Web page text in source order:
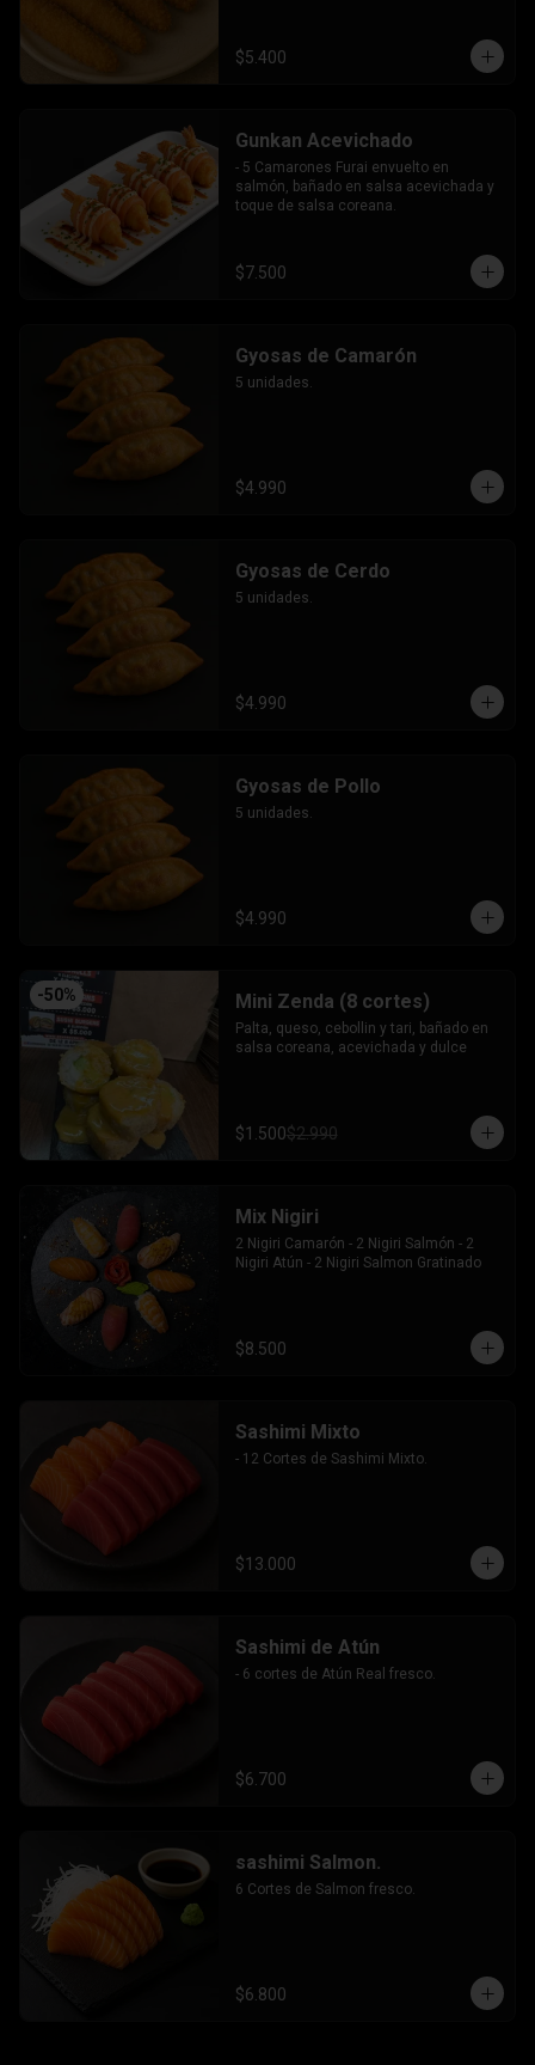
$5.400
Gunkan Acevichado
- 5 Camarones Furai envuelto en
salmón, bañado en salsa acevichada y
toque de salsa coreana.
$7.500
Gyosas de Camarón
5 unidades.
$4.990
Gyosas de Cerdo
5 unidades.
$4.990
Gyosas de Pollo
5 unidades.
$4.990
-50% Mini Zenda (8 cortes)
Palta, queso, cebollin y tari, bañado en
salsa coreana, acevichada y dulce
$1.500$2.990
Mix Nigiri
2 Nigiri Camarón - 2 Nigiri Salmón - 2
Nigiri Atún - 2 Nigiri Salmon Gratinado
$8.500
Sashimi Mixto
- 12 Cortes de Sashimi Mixto.
$13.000
Sashimi de Atún
- 6 cortes de Atún Real fresco.
$6.700
sashimi Salmon.
6 Cortes de Salmon fresco.
$6.800